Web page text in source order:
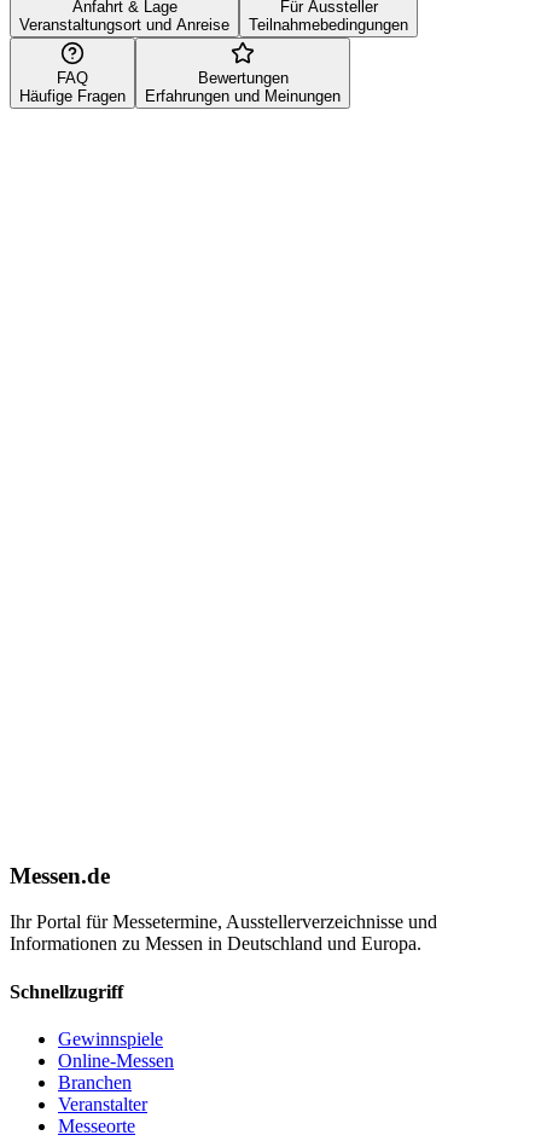
Anfahrt & Lage
Veranstaltungsort und Anreise
Für Aussteller
Teilnahmebedingungen
FAQ
Häufige Fragen
Bewertungen
Erfahrungen und Meinungen
Messen.de
Ihr Portal für Messetermine, Ausstellerverzeichnisse und
Informationen zu Messen in Deutschland und Europa.
Schnellzugriff
Gewinnspiele
Online-Messen
Branchen
Veranstalter
Messeorte